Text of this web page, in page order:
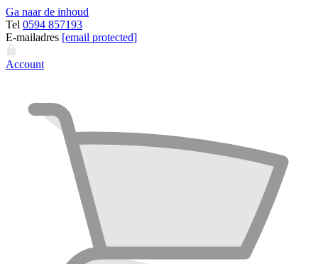
Ga naar de inhoud
Tel 0594 857193
E-mailadres [email protected]
Account